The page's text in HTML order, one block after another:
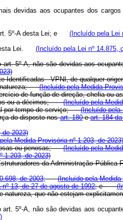
devidas aos ocupantes dos
5º-A desta Lei; e (Incluído pela Lei
Lei. (Incluído pela Lei nº 14.875,
5º-A, não são devidas aos
Identificadas - VPNI, de qualquer
e natureza;(Incluído pela Medida
de função de direção, chefia
ou a décimos;(Incluído pela
por tempo de serviço;(Incluído pela
do disposto nosart. 180eart. 184
de 2023)
Medida Provisória nº 1.203, de 2023)
ou penosas;(Incluído pela
1.203, de 2023)
da Administração
de 2003;
(Incluído pela Medida
nº 13, de 27 de agosto de 1992; e
natureza, que não estejam
5º-A, não são devidas aos